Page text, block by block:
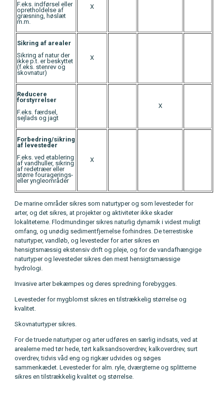
F.eks. indførsel eller
opretholdelse af
græsning, høslæt
m.m.
X
Sikring af arealer
Sikring af natur der
ikke p.t. er beskyttet
(f.eks. stenrev og
skovnatur)
X
Reducere
forstyrrelser
F.eks. færdsel,
sejlads og jagt
X
Forbedring/sikring
af levesteder
F.eks. ved etablering
af vandhuller, sikring
af redetræer eller
større fouragerings-
eller yngleområder
X
De marine områder sikres som naturtyper og som levesteder for
arter, og det sikres, at projekter og aktiviteter ikke skader
lokaliteterne. Flodmundinger sikres naturlig dynamik i videst muligt
omfang, og unødig sedimentfjernelse forhindres. De terrestiske
naturtyper, vandløb, og levesteder for arter sikres en
hensigtsmæssig ekstensiv drift og pleje, og for de vandafhængige
naturtyper og levesteder sikres den mest hensigtsmæssige
hydrologi.
Invasive arter bekæmpes og deres spredning forebygges.
Levesteder for mygblomst sikres en tilstrækkelig størrelse og
kvalitet.
Skovnaturtyper sikres.
For de truede naturtyper og arter udføres en særlig indsats, ved at
arealerne med tør hede, tørt kalksandsoverdrev, kalkoverdrev, surt
overdrev, tidvis våd eng og rigkær udvides og søges
sammenkædet. Levesteder for alm. ryle, dværgterne og splitterne
sikres en tilstrækkelig kvalitet og størrelse.